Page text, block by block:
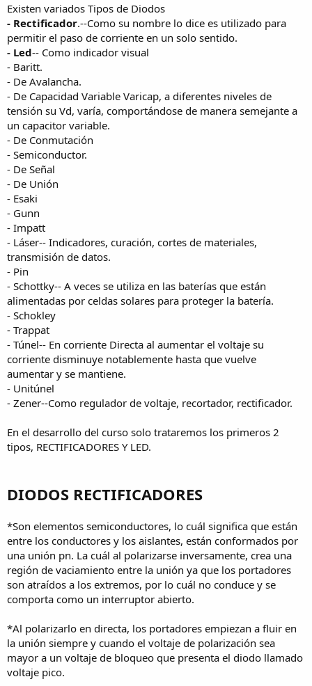
Existen variados Tipos de Diodos
- Rectificador.--Como su nombre lo dice es utilizado para
permitir el paso de corriente en un solo sentido.
- Led-- Como indicador visual
- Baritt.
- De Avalancha.
- De Capacidad Variable Varicap, a diferentes niveles de
tensión su Vd, varía, comportándose de manera semejante a
un capacitor variable.
- De Conmutación
- Semiconductor.
- De Señal
- De Unión
- Esaki
- Gunn
- Impatt
- Láser-- Indicadores, curación, cortes de materiales,
transmisión de datos.
- Pin
- Schottky-- A veces se utiliza en las baterías que están
alimentadas por celdas solares para proteger la batería.
- Schokley
- Trappat
- Túnel-- En corriente Directa al aumentar el voltaje su
corriente disminuye notablemente hasta que vuelve
aumentar y se mantiene.
- Unitúnel
- Zener--Como regulador de voltaje, recortador, rectificador.
En el desarrollo del curso solo trataremos los primeros 2
tipos, RECTIFICADORES Y LED.
DIODOS RECTIFICADORES
*Son elementos semiconductores, lo cuál significa que están
entre los conductores y los aislantes, están conformados por
una unión pn. La cuál al polarizarse inversamente, crea una
región de vaciamiento entre la unión ya que los portadores
son atraídos a los extremos, por lo cuál no conduce y se
comporta como un interruptor abierto.
*Al polarizarlo en directa, los portadores empiezan a fluir en
la unión siempre y cuando el voltaje de polarización sea
mayor a un voltaje de bloqueo que presenta el diodo llamado
voltaje pico.